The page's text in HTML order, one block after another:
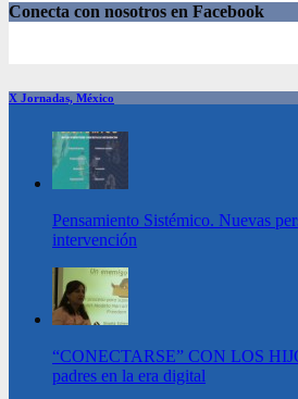
Conecta con nosotros en Facebook
X Jornadas, México
Pensamiento Sistémico. Nuevas
intervención
“CONECTARSE” CON LOS
padres en la era digital